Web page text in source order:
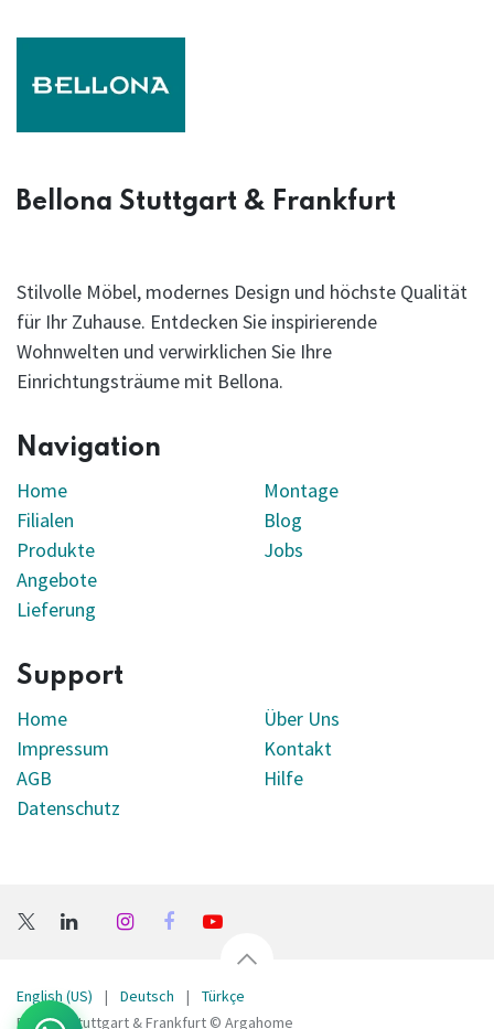
Bellona Stuttgart & Frankfurt
Stilvolle Möbel, modernes Design und höchste Qualität
für Ihr Zuhause. Entdecken Sie inspirierende
Wohnwelten und verwirklichen Sie Ihre
Einrichtungsträume mit Bellona.
Navigation
Home
Filialen
Produkte
Angebote
Lieferung
Montage
Blog
Jobs
Support
Home
Impressum
AGB
Datenschutz
Über Uns
Kontakt
Hilfe
Bellona Stuttgart & Frankfurt © Argahome
English (US) | Deutsch | Türkçe